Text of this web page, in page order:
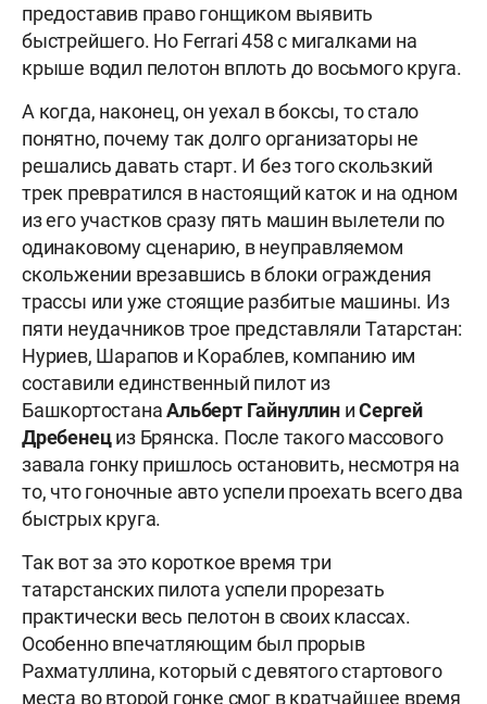
предоставив право гонщиком выявить
быстрейшего. Но Ferrari 458 с мигалками на
крыше водил пелотон вплоть до восьмого круга.
А когда, наконец, он уехал в боксы, то стало
понятно, почему так долго организаторы не
решались давать старт. И без того скользкий
трек превратился в настоящий каток и на одном
из его участков сразу пять машин вылетели по
одинаковому сценарию, в неуправляемом
скольжении врезавшись в блоки ограждения
трассы или уже стоящие разбитые машины. Из
пяти неудачников трое представляли Татарстан:
Нуриев, Шарапов и Кораблев, компанию им
составили единственный пилот из
БашкортостанаАльберт ГайнуллиниСергей
Дребенециз Брянска. После такого массового
завала гонку пришлось остановить, несмотря на
то, что гоночные авто успели проехать всего два
быстрых круга.
Так вот за это короткое время три
татарстанских пилота успели прорезать
практически весь пелотон в своих классах.
Особенно впечатляющим был прорыв
Рахматуллина, который с девятого стартового
места во второй гонке смог в кратчайшее время